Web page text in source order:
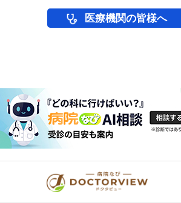
医療機関の皆様へ